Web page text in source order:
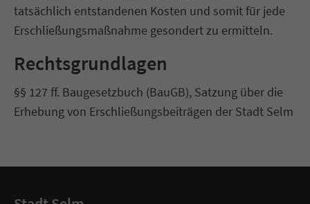
tatsächlich entstandenen Kosten und somit für jede
Erschließungsmaßnahme gesondert zu ermitteln.
Rechtsgrundlagen
§§ 127 ff. Baugesetzbuch (BauGB), Satzung über die
Erhebung von Erschließungsbeiträgen der Stadt Selm